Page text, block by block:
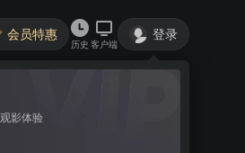
会员特惠
历史 客户端
登录
影体验